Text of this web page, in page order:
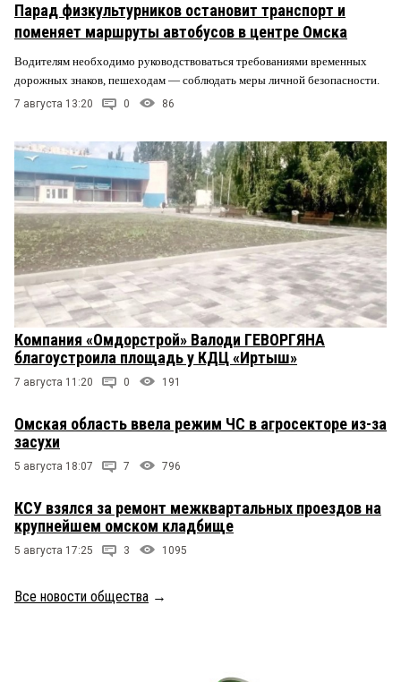
Парад физкультурников остановит транспорт и
поменяет маршруты автобусов в центре Омска
Водителям необходимо руководствоваться требованиями временных
дорожных знаков, пешеходам — соблюдать меры личной безопасности.
7 августа 13:20 0 86
Компания «Омдорстрой» Валоди ГЕВОРГЯНА
благоустроила площадь у КДЦ «Иртыш»
7 августа 11:20 0 191
Омская область ввела режим ЧС в агросекторе из-за
засухи
5 августа 18:07 7 796
КСУ взялся за ремонт межквартальных проездов на
крупнейшем омском кладбище
5 августа 17:25 3 1095
Все новости общества →